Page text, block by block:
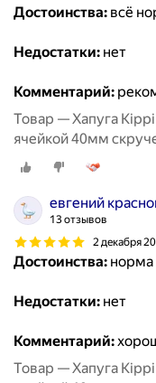
Достоинства: всё
Недостатки: нет
Комментарий:
Товар — Хапуга
ячейкой 40мм
евгений
13 отзывов
2 декабря
Достоинства: норма
Недостатки: нет
Комментарий:
Товар — Хапуга